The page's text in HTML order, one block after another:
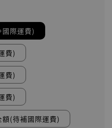
際運費)
費)
費)
費)
(待補國際運費)